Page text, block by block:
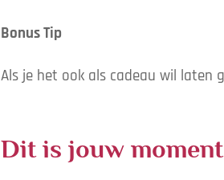
Bonus Tip
Als je het ook als cadeau wil laten
Dit is jouw